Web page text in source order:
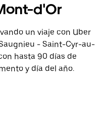
d'Or
un viaje con Uber
- Saint-Cyr-au-
hasta 90 días de
y día del año.